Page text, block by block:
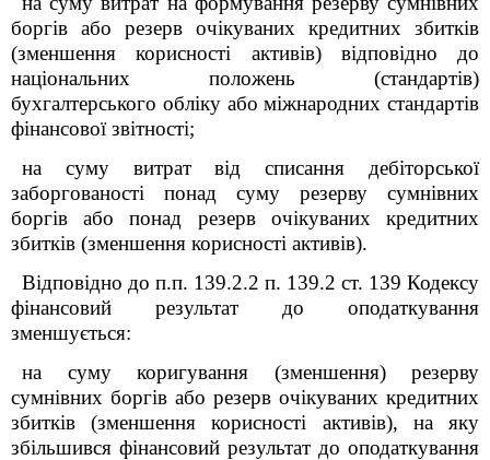
боргів або резерв очікуваних кредитних збитків
(зменшення корисності активів) відповідно до
національних положень (стандартів)
бухгалтерського обліку або міжнародних стандартів
фінансової звітності;
на суму витрат від списання дебіторської
заборгованості понад суму резерву сумнівних
боргів або понад резерв очікуваних кредитних
збитків (зменшення корисності активів).
Відповідно до п.п. 139.2.2 п. 139.2 ст. 139 Кодексу
фінансовий результат до оподаткування
зменшується:
на суму коригування (зменшення) резерву
сумнівних боргів або резерв очікуваних кредитних
збитків (зменшення корисності активів), на яку
збільшився фінансовий результат до оподаткування